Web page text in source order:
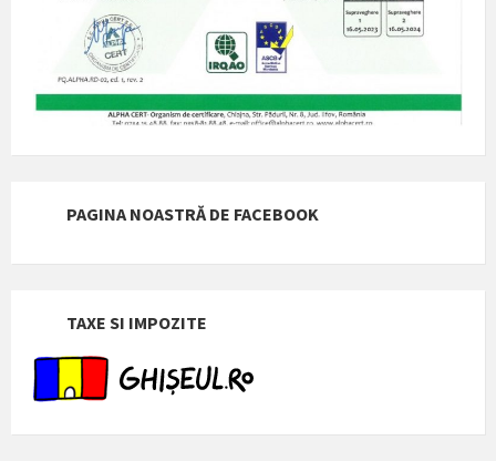
PAGINA NOASTRĂ DE FACEBOOK
TAXE SI IMPOZITE